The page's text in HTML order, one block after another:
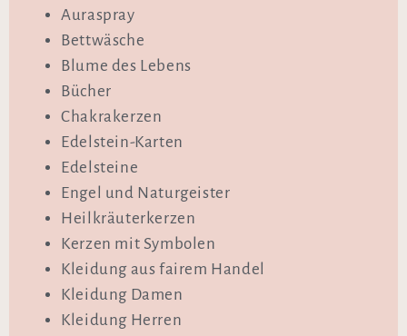
Auraspray
Bettwäsche
Blume des Lebens
Bücher
Chakrakerzen
Edelstein-Karten
Edelsteine
Engel und Naturgeister
Heilkräuterkerzen
Kerzen mit Symbolen
Kleidung aus fairem Handel
Kleidung Damen
Kleidung Herren